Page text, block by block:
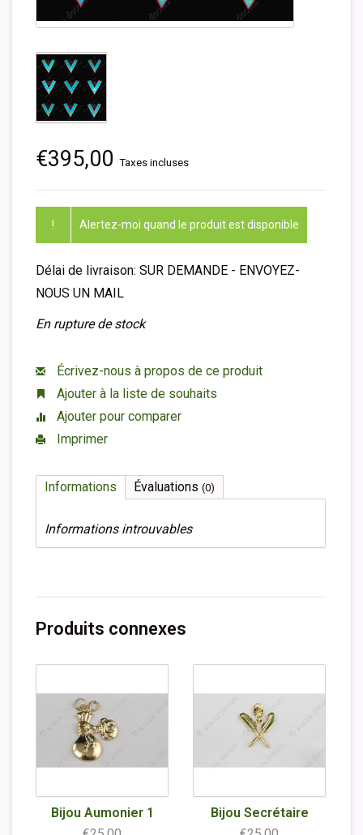
€395,00 Taxes incluses
! Alertez-moi quand le produit est disponible
Délai de livraison: SUR DEMANDE - ENVOYEZ-
NOUS UN MAIL
En rupture de stock
Écrivez-nous à propos de ce produit
Ajouter à la liste de souhaits
Ajouter pour comparer
Imprimer
Informations Évaluations (0)
Informations introuvables
Produits connexes
Bijou Aumonier 1
Bijou Secrétaire